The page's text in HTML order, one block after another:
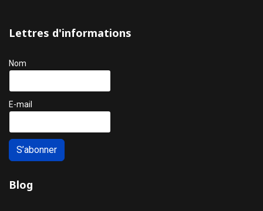
Lettres d'informations
Nom
E-mail
S’abonner
Blog